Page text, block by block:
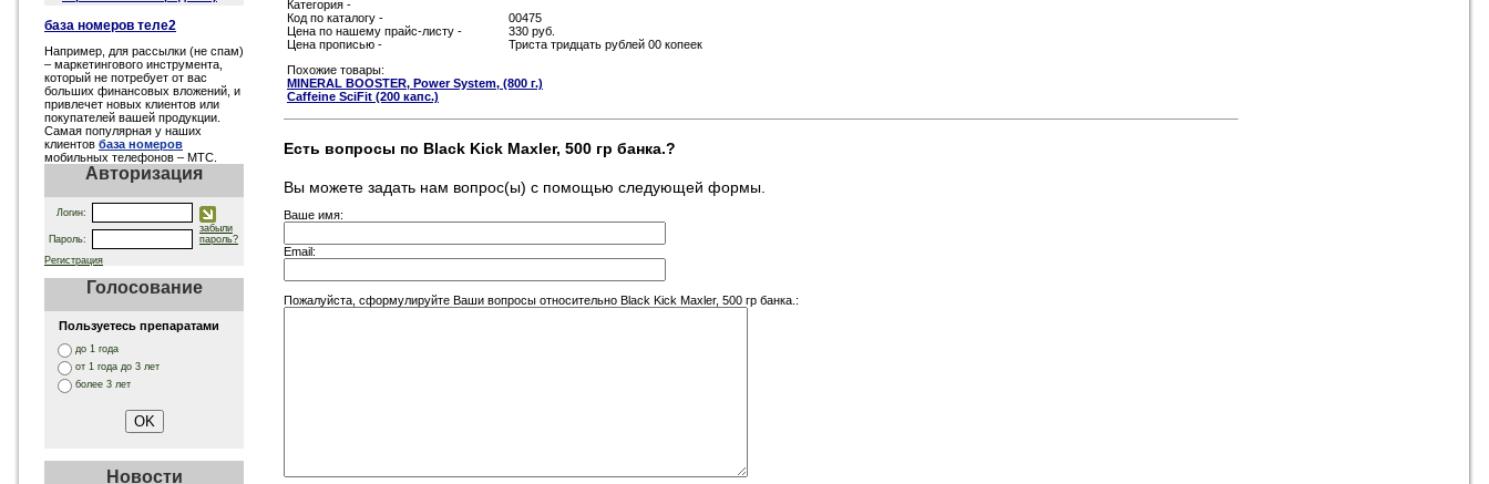
база номеров теле2
Например, для рассылки (не спам)
– маркетингового инструмента,
который не потребует от вас
больших финансовых вложений, и
привлечет новых клиентов или
покупателей вашей продукции.
Самая популярная у наших
клиентов база номеров
мобильных телефонов – МТС.
Авторизация
Логин:
Пароль:
забыли
пароль?
Регистрация
Голосование
Пользуетесь препаратами
до 1 года
от 1 года до 3 лет
более 3 лет
Новости
Категория -
Код по каталогу -
00475
Цена по нашему прайс-листу -
330 руб.
Цена прописью -
Триста тридцать рублей 00 копеек
Похожие товары:
MINERAL BOOSTER, Power System, (800 г.)
Caffeine SciFit (200 капс.)
Есть вопросы по Black Kick Maxler, 500 гр банка.?
Вы можете задать нам вопрос(ы) с помощью следующей формы.
Ваше имя:
Email:
Пожалуйста, сформулируйте Ваши вопросы относительно Black Kick Maxler, 500 гр банка.: